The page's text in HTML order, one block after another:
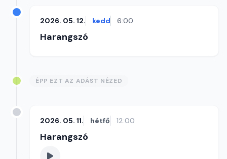
2026. 05. 12. kedd 6:00
Harangszó
ÉPP EZT AZ ADÁST NÉZED
2026. 05. 11. hétfő 12:00
Harangszó